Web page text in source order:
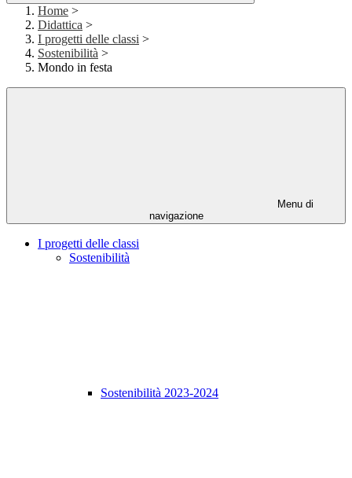
Home >
Didattica >
I progetti delle classi >
Sostenibilità >
Mondo in festa
Menu di
navigazione
I progetti delle classi
Sostenibilità
Sostenibilità 2023-2024